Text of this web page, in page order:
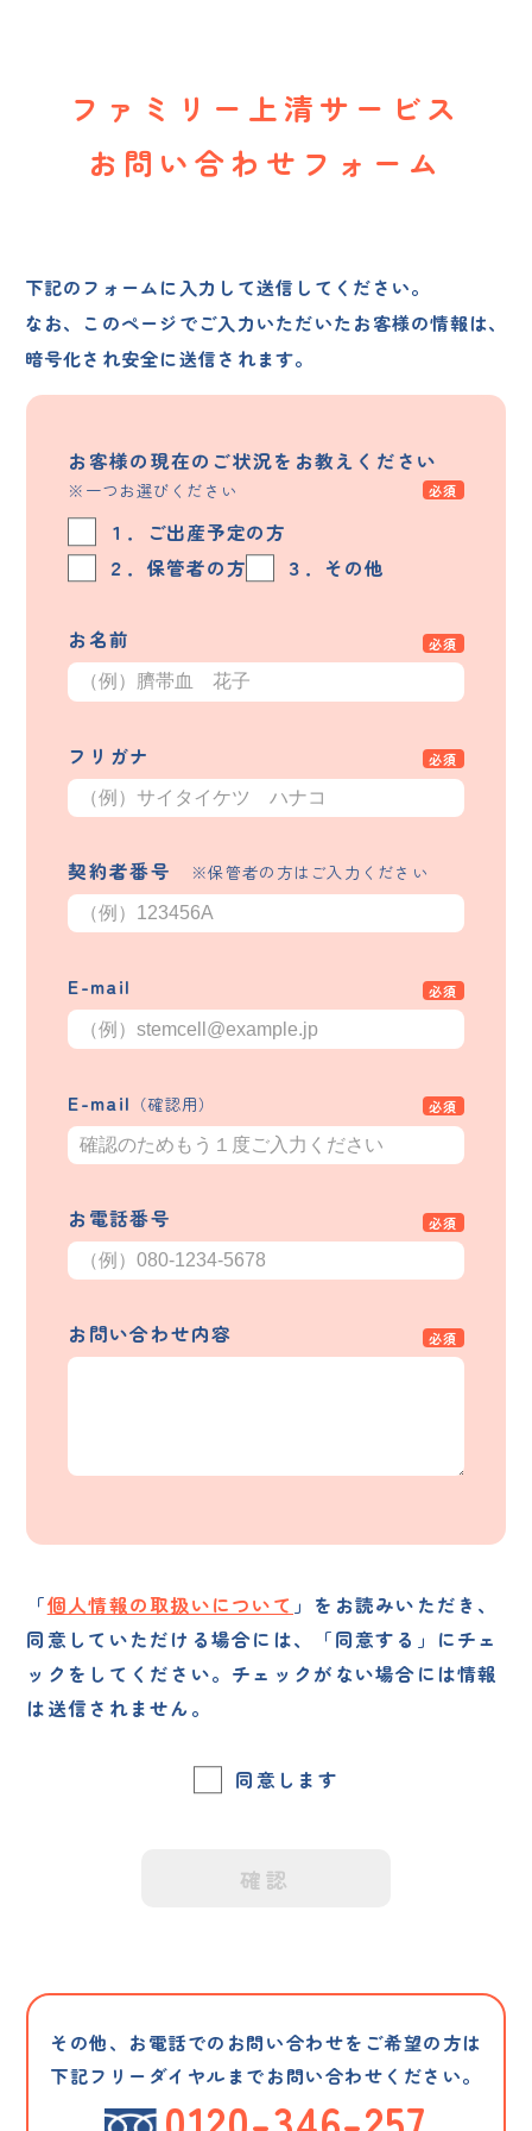
ファミリー上清サービス
お問い合わせフォーム
下記のフォームに入力して送信してください。
なお、このページでご入力いただいたお客様の情報は、
暗号化され安全に送信されます。
お客様の現在の ご状況をお教えください
※一つお選びください
１．ご出産予定の方
２．保管者の方
３．その他
お名前
フリガナ
契約者番号 ※保管者の方はご入力ください
E-mail
E-mail （確認用）
お電話番号
お問い合わせ内容
「個人情報の取扱いについて 」をお読みいただき、
同意していただける場合には、
「同意する」にチェ
ックをしてください。チェックがない場合には情報
は送信されません。
同意します
その他、お電話でのお問い合わせをご希望の方は
下記フリーダイヤルまでお問い合わせください。